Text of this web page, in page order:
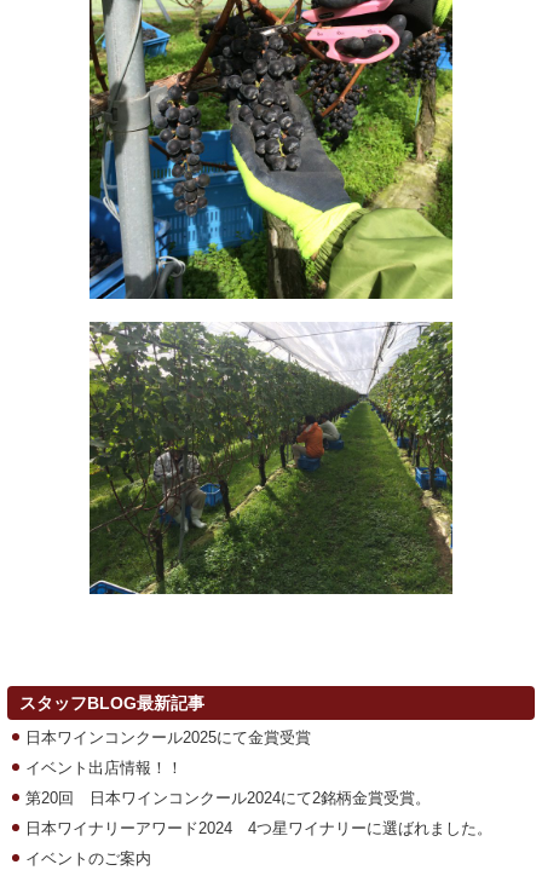
スタッフBLOG最新記事
日本ワインコンクール2025にて金賞受賞
イベント出店情報！！
第20回 日本ワインコンクール2024にて2銘柄金賞受賞。
日本ワイナリーアワード2024 4つ星ワイナリーに選ばれました。
イベントのご案内